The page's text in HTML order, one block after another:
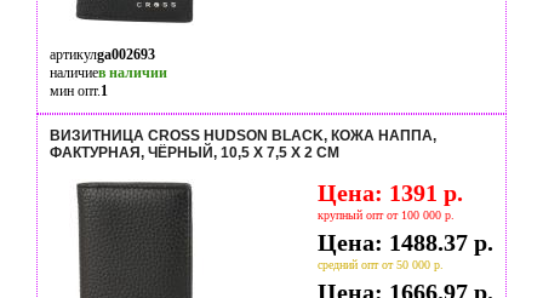
артикулga002693
наличиев наличии
мин опт.1
ВИЗИТНИЦА CROSS HUDSON BLACK, КОЖА НАППА,
ФАКТУРНАЯ, ЧЁРНЫЙ, 10,5 Х 7,5 Х 2 СМ
Цена: 1391 р.
крупный опт от 100 000 р.
Цена: 1488.37 р.
средний опт от 50 000 р.
Цена: 1666.97 р.